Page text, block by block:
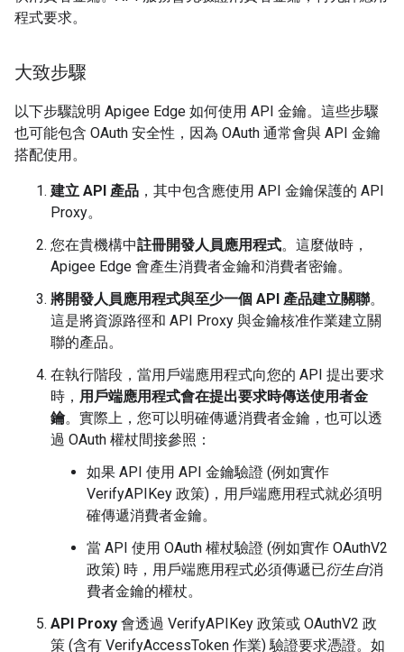
程式要求。
大致步驟
以下步驟說明 Apigee Edge 如何使用 API 金鑰。這些步驟
也可能包含 OAuth 安全性，因為 OAuth 通常會與 API 金鑰
搭配使用。
建立 API 產品 ，其中包含應使用 API 金鑰保護的 API
Proxy。
您在貴機構中註冊開發人員應用程式。這麼做時，
Apigee Edge 會產生消費者金鑰和消費者密鑰。
將開發人員應用程式與至少一個 API 產品建立關聯。
這是將資源路徑和 API Proxy 與金鑰核准作業建立關
聯的產品。
在執行階段，當用戶端應用程式向您的 API 提出要求
時， 用戶端應用程式會在提出要求時傳送使用者金
鑰。實際上，您可以明確傳遞消費者金鑰，也可以透
過 OAuth 權杖間接參照：
如果 API 使用 API 金鑰驗證 (例如實作
VerifyAPIKey 政策)，用戶端應用程式就必須明
確傳遞消費者金鑰。
當 API 使用 OAuth 權杖驗證 (例如實作 OAuthV2
政策) 時，用戶端應用程式必須傳遞已衍生自消
費者金鑰的權杖。
API Proxy 會透過 VerifyAPIKey 政策或 OAuthV2 政
策 (含有 VerifyAccessToken 作業) 驗證要求憑證。如